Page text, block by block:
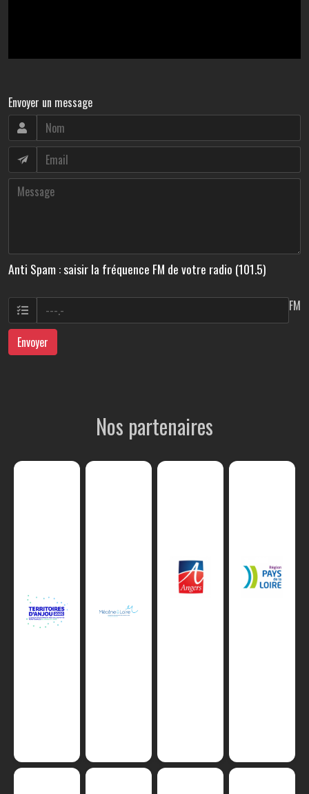
Envoyer un message
Anti Spam : saisir la fréquence FM de votre radio (101.5)
FM
Envoyer
Nos partenaires